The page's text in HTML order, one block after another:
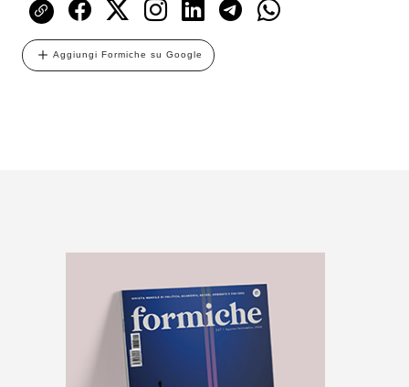
Aggiungi Formiche su Google